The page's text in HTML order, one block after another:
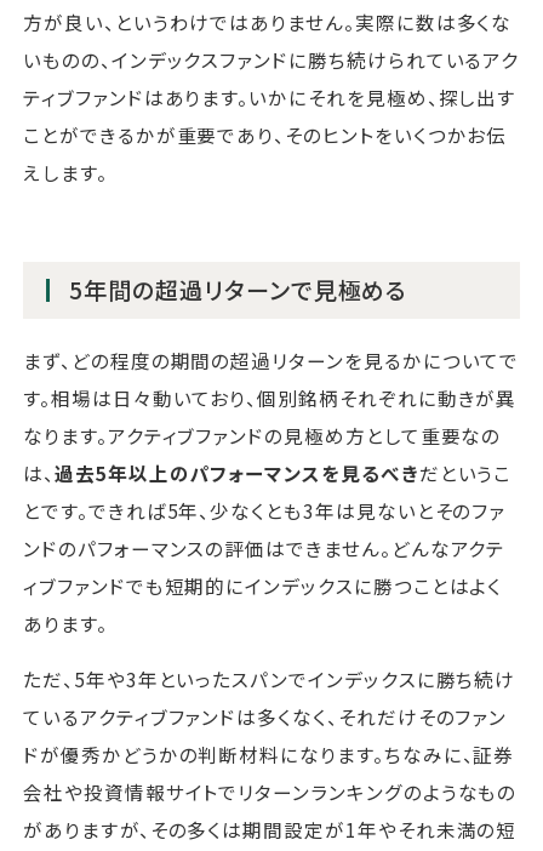
方が良い、というわけではありません。実際に数は多くな
いものの、インデックスファンドに勝ち続けられているアク
ティブファンドはあります。いかにそれを見極め、探し出す
ことができるかが重要であり、そのヒントをいくつかお伝
えします。
5年間の超過リターンで見極める
まず、どの程度の期間の超過リターンを見るかについてで
す。相場は日々動いており、個別銘柄それぞれに動きが異
なります。アクティブファンドの見極め方として重要なの
は、 過去5年以上のパフォーマンスを見るべきだというこ
とです。できれば5年、少なくとも3年は見ないとそのファ
ンドのパフォーマンスの評価はできません。どんなアクテ
ィブファンドでも短期的にインデックスに勝つことはよく
あります。
ただ、5年や3年といったスパンでインデックスに勝ち続け
ているアクティブファンドは多くなく、それだけそのファン
ドが優秀かどうかの判断材料になります。ちなみに、証券
会社や投資情報サイトでリターンランキングのようなもの
がありますが、その多くは期間設定が1年やそれ未満の短